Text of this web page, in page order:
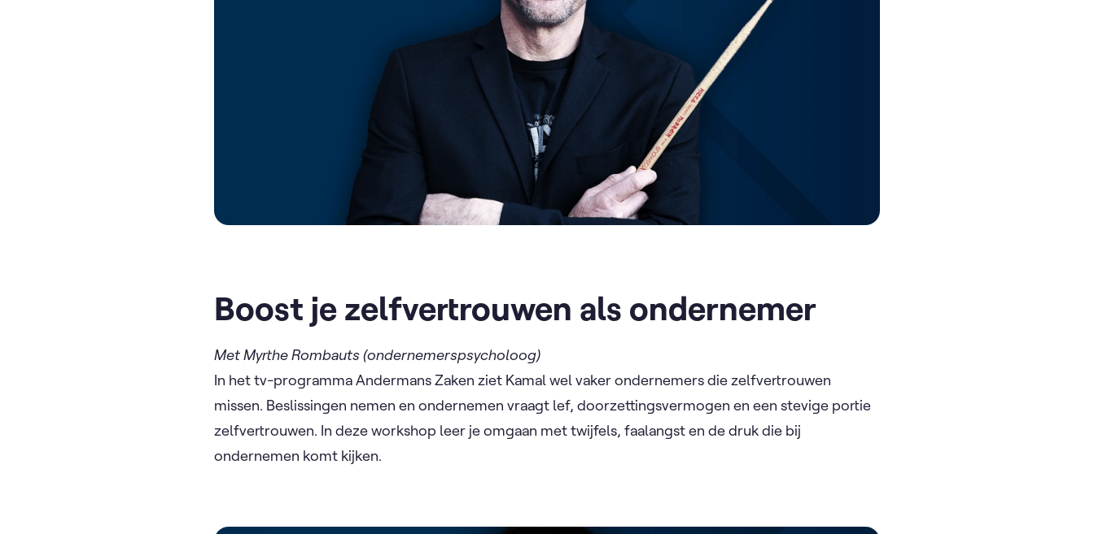
Boost je zelfvertrouwen als ondernemer
Met Myrthe Rombauts (ondernemerspsycholoog)
In het tv-programma Andermans Zaken ziet Kamal wel vaker ondernemers die zelfvertrouwen
missen. Beslissingen nemen en ondernemen vraagt lef, doorzettingsvermogen en een stevige portie
zelfvertrouwen. In deze workshop leer je omgaan met twijfels, faalangst en de druk die bij
ondernemen komt kijken.